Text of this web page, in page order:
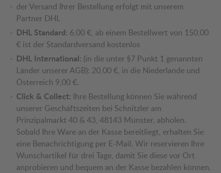
der Versand Ihrer Bestellung erfolgt mit unserem
Partner DHL
DHL Standard: 6,00 €, ab einem Bestellwert von 150,00
€ ist der Standardversand kostenlos
DHL International: (in die unter §7 Punkt 1 genannten
Länder unserer AGB): 20,00 €, in die Niederlande und
Österreich 9,00 €.
Click & Collect: Ihre Bestellung können Sie während
unserer Geschäftszeiten bei Schnitzler am
Prinzipalmarkt 40 & 43, 48143 Münster, abholen.
Sobald Ihre Ware an der Kasse bereitliegt, erhalten Sie
eine Benachrichtigung per E-Mail. Wir reservieren Ihre
Wunschartikel für drei Tage, damit Sie diese vor Ort
anprobieren und bequem an der Kasse bezahlen können.